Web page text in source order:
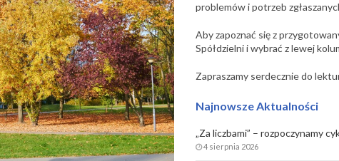
problemów i potrzeb
Aby zapoznać się z
Spółdzielni i wybrać z lewej
Zapraszamy serdecznie do
Najnowsze Aktualności
„Za liczbami” – rozpoczynamy
4 sierpnia 2026